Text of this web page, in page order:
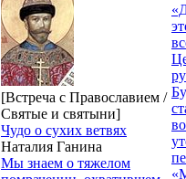
[Встреча с Православием /
Святые и святыни]
Чудо о сухих ветвях
Наталия Ганина
Мы знаем о тяжелом